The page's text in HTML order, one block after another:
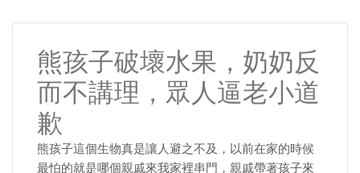
熊孩子破壞水果，奶奶反
而不講理，眾人逼老小道
歉
熊孩子這個生物真是讓人避之不及，以前在家的時候
最怕的就是哪個親戚來我家裡串門，親戚帶著孩子來